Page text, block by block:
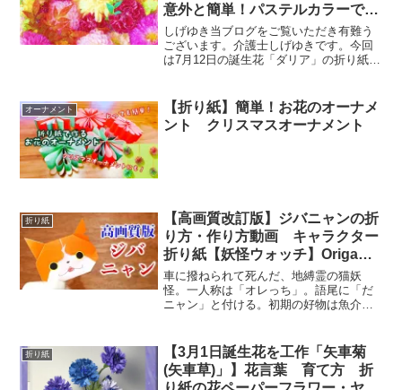
意外と簡単！パステルカラーで優
しいダリアの作り方/おうち時
間/origami/dahlia
しげゆき当ブログをご覧いただき有難う
ございます。介護士しげゆきです。今回
は7月12日の誕生花「ダリア」の折り紙な
どにご参考ください。7月12日の誕生花
「ダリア」キク科ダ...
オーナメント
【折り紙】簡単！お花のオーナメ
ント クリスマスオーナメント
折り紙
【高画質改訂版】ジバニャンの折
り方・作り方動画 キャラクター
折り紙【妖怪ウォッチ】Origami
Yokai Watch
車に撥ねられて死んだ、地縛霊の猫妖
怪。一人称は「オレっち」。語尾に「だ
ニャン」と付ける。初期の好物は魚介類
ナック菓子が大好き。ジバニャン (じばに
ゃん)とは【ピクシブ...
折り紙
【3月1日誕生花を工作「矢車菊
(矢車草)」】花言葉 育て方 折